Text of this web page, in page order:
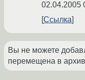
02.04.2005
Ссылка
Вы не можете
перемещена в